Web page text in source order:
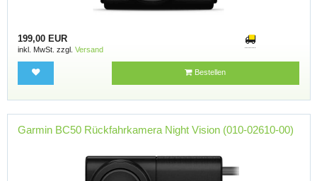
199,00 EUR
inkl. MwSt. zzgl. Versand
Bestellen
Garmin BC50 Rückfahrkamera Night Vision (010-02610-00)